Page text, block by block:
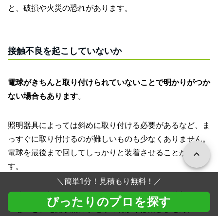
と、破損や火災の恐れがあります。
接触不良を起こしていないか
電球がきちんと取り付けられていないことで明かりがつか
ない場合もあります。
照明器具によっては斜めに取り付ける必要があるなど、ま
っすぐに取り付けるのが難しいものも少なくありません。
電球を最後まで回してしっかりと装着させることが大切で
す。
電球の口金部分が照明器具のソケットに正しく装着されて
いないと、電流が流れず電球の明かりは点きません。
＼ 簡単1分！見積もり無料！ ／
ぴったりのプロを探す